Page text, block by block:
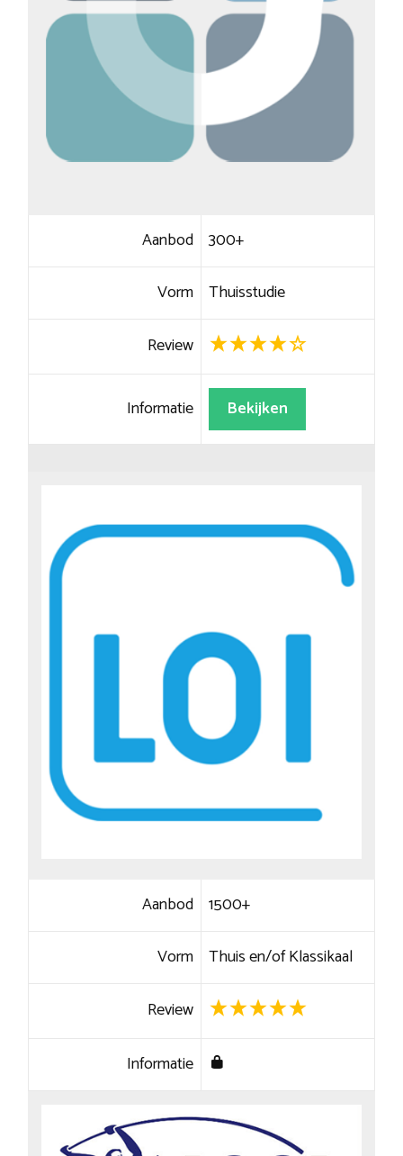
Aanbod 300+
Vorm Thuisstudie
Review
Informatie Bekijken
Aanbod 1500+
Vorm Thuis en/of Klassikaal
Review
Informatie